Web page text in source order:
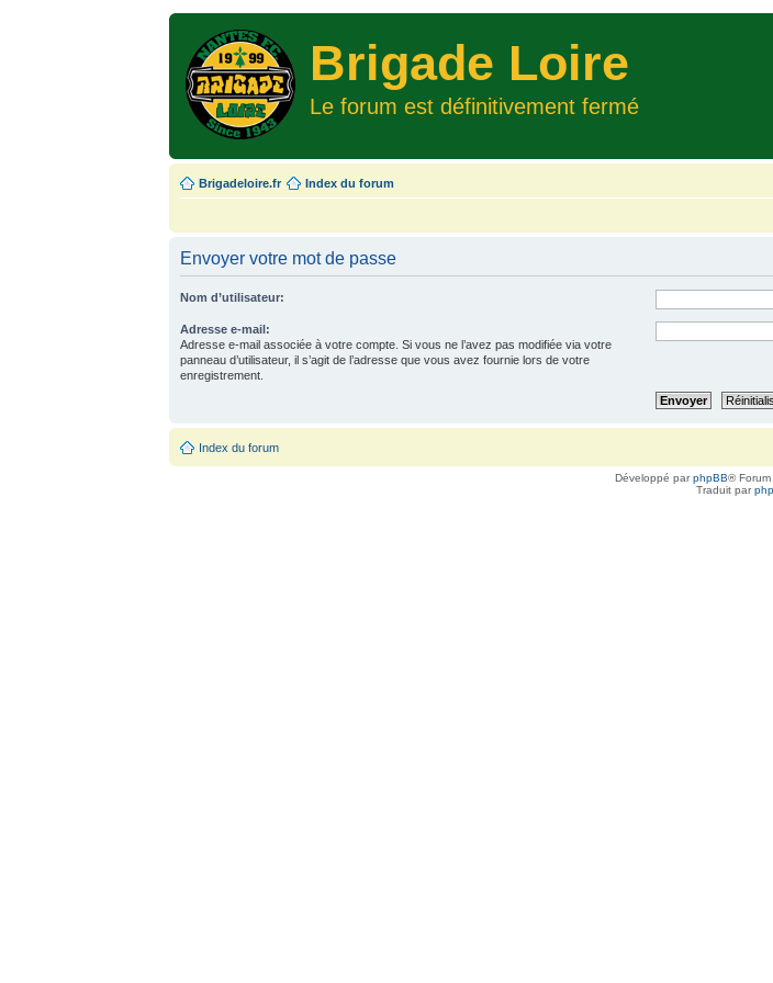
Brigade Loire
Le forum est définitivement fermé
Brigadeloire.fr Index du forum
Envoyer votre mot de passe
Nom d’utilisateur:
Adresse e-mail:
Adresse e-mail associée à votre compte. Si vous ne l’avez pas modifiée via votre
panneau d’utilisateur, il s’agit de l’adresse que vous avez fournie lors de votre
enregistrement.
Index du forum
Développé parphpBB®
Traduit par